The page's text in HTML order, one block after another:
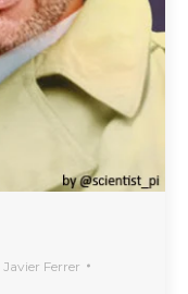
Javier Ferrer